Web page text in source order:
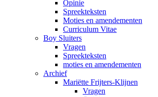
Opinie
Spreekteksten
Moties en amendementen
Curriculum Vitae
Boy Sluiters
Vragen
Spreekteksten
moties en amendementen
Archief
Mariëtte Frijters-Klijnen
Vragen